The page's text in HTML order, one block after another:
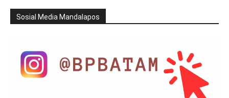
Sosial Media Mandalapos